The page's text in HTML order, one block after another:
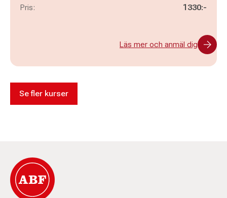
Pris: 1330:-
Läs mer och anmäl dig
Se fler kurser